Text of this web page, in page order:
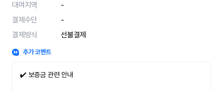
대여지역
-
결제수단
-
결제방식
선불결제
추가 코멘트
✔️ 보증금 관련 안내